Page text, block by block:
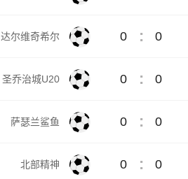
达尔维奇希尔 0 : 0
圣乔治城U20 0 : 0
萨瑟兰鲨鱼 0 : 0
北部精神 0 : 0